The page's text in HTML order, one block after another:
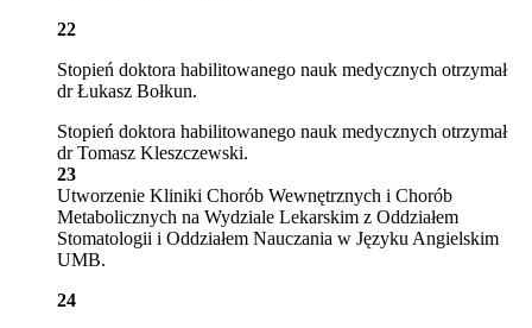
22
Stopień doktora habilitowanego nauk medycznych otrzymał
dr Łukasz Bołkun.
Stopień doktora habilitowanego nauk medycznych otrzymał
dr Tomasz Kleszczewski.
23
Utworzenie Kliniki Chorób Wewnętrznych i Chorób
Metabolicznych na Wydziale Lekarskim z Oddziałem
Stomatologii i Oddziałem Nauczania w Języku Angielskim
UMB.
24